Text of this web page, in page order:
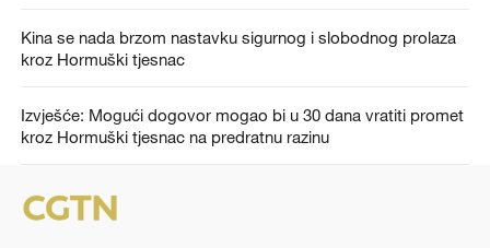
Kina se nada brzom nastavku sigurnog i slobodnog prolaza
kroz Hormuški tjesnac
Izvješće: Mogući dogovor mogao bi u 30 dana vratiti promet
kroz Hormuški tjesnac na predratnu razinu